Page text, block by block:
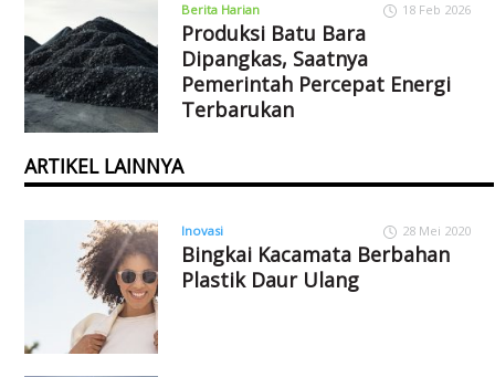
Berita Harian 18 Feb 2026
Produksi Batu Bara
Dipangkas, Saatnya
Pemerintah Percepat Energi
Terbarukan
ARTIKEL LAINNYA
Inovasi 28 Mei 2020
Bingkai Kacamata Berbahan
Plastik Daur Ulang